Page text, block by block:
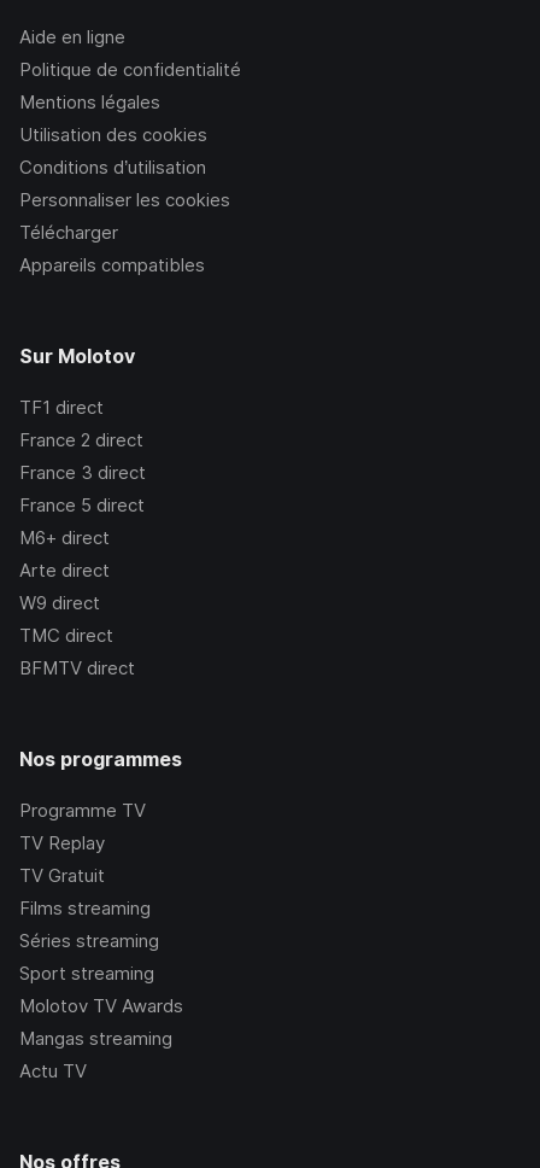
Aide en ligne
Politique de confidentialité
Mentions légales
Utilisation des cookies
Conditions d’utilisation
Personnaliser les cookies
Télécharger
Appareils compatibles
Sur Molotov
TF1 direct
France 2 direct
France 3 direct
France 5 direct
M6+ direct
Arte direct
W9 direct
TMC direct
BFMTV direct
Nos programmes
Programme TV
TV Replay
TV Gratuit
Films streaming
Séries streaming
Sport streaming
Molotov TV Awards
Mangas streaming
Actu TV
Nos offres